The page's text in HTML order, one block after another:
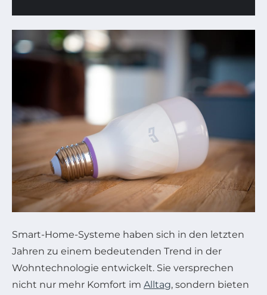
Smart-Home-Systeme haben sich in den letzten
Jahren zu einem bedeutenden Trend in der
Wohntechnologie entwickelt. Sie versprechen
nicht nur mehr Komfort im Alltag, sondern bieten